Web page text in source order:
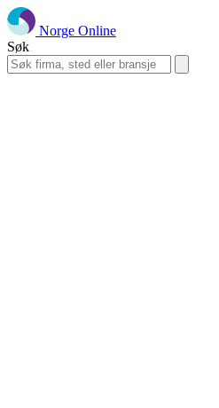
Norge Online
Søk